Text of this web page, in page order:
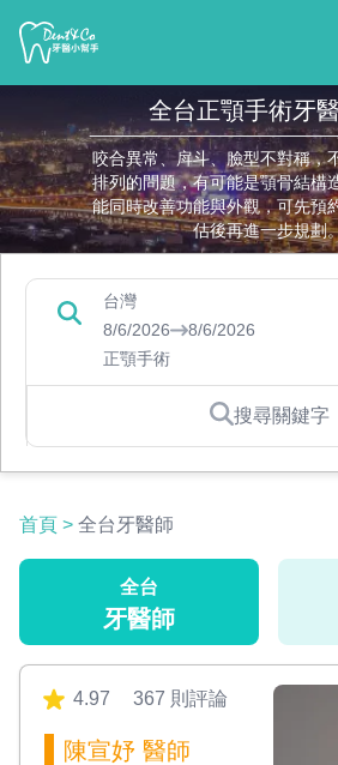
全台正顎手術牙
咬合異常、戽斗、臉型不對稱，
排列的問題，有可能是顎骨結構
能同時改善功能與外觀，可先預
估後再進一步規劃
台灣
8/6/2026
8/6/2026
正顎手術
搜尋關鍵字
首頁 > 全台牙醫師
全台
牙醫師
4.97 367 則評論
陳宣妤 醫師